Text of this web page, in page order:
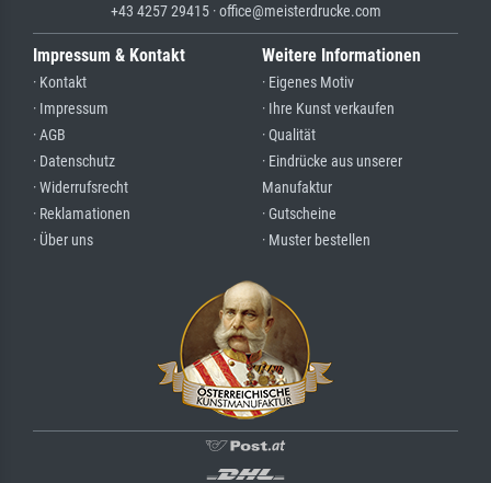
+43 4257 29415 · office@meisterdrucke.com
Impressum & Kontakt
· Kontakt
· Impressum
· AGB
· Datenschutz
· Widerrufsrecht
· Reklamationen
· Über uns
Weitere Informationen
· Eigenes Motiv
· Ihre Kunst verkaufen
· Qualität
· Eindrücke aus unserer
Manufaktur
· Gutscheine
· Muster bestellen